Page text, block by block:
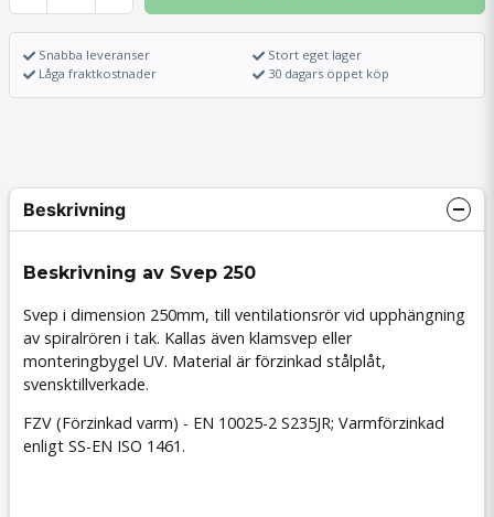
Snabba leveranser
Låga fraktkostnader
Stort eget lager
30 dagars öppet köp
Beskrivning
Beskrivning av Svep 250
Svep i dimension 250mm, till ventilationsrör vid upphängning
av spiralrören i tak. Kallas även klamsvep eller
monteringbygel UV. Material är förzinkad stålplåt,
svensktillverkade.
FZV (Förzinkad varm) - EN 10025-2 S235JR; Varmförzinkad
enligt SS-EN ISO 1461.